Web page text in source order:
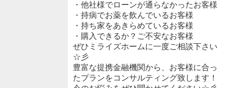
・他社様でローンが通らなかったお客様
・持病でお薬を飲んでいるお客様
・持ち家をあきらめているお客様
・購入できるか？ご不安なお客様
ぜひミライズホームに一度ご相談下さい
☆彡
豊富な提携金融機関から、お客様に合っ
たプランをコンサルティング致します！